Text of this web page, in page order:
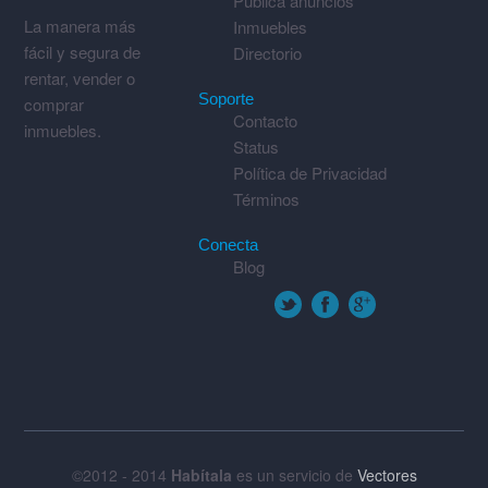
La manera más
fácil y segura de
rentar, vender o
comprar
inmuebles.
Inmuebles
Directorio
Soporte
Contacto
Status
Política de Privacidad
Términos
Conecta
Blog
©2012 - 2014 Habítala es un servicio de Vectores